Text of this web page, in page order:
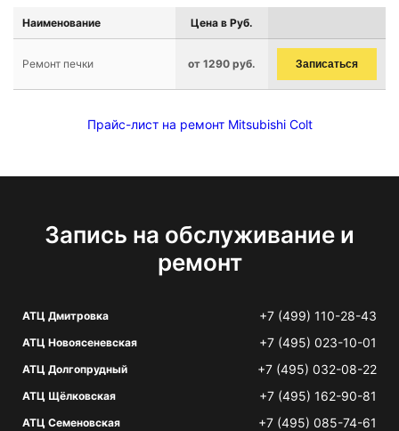
Наименование Цена в Руб.
Ремонт печки от 1290 руб. Записаться
Прайс-лист на ремонт Mitsubishi Colt
Запись на обслуживание и
ремонт
АТЦ Дмитровка +7 (499) 110-28-43
АТЦ Новоясеневская +7 (495) 023-10-01
АТЦ Долгопрудный +7 (495) 032-08-22
АТЦ Щёлковская +7 (495) 162-90-81
АТЦ Семеновская +7 (495) 085-74-61